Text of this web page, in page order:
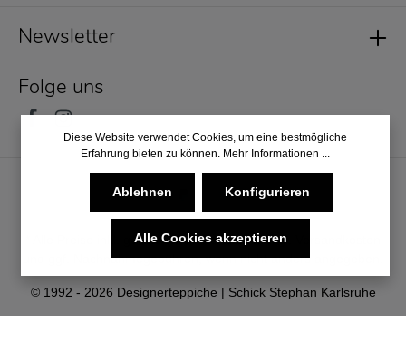
Newsletter
Folge uns
© 1992 - 2026 Designerteppiche | Schick Stephan Karlsruhe
* Alle Preise inkl. gesetzl. Mehrwertsteuer zzgl.
und ggf. Nachnahmegebühren, wenn nicht anders angegeben.
Diese Website verwendet Cookies, um eine bestmögliche
Erfahrung bieten zu können. Mehr Informationen ...
Ablehnen Konfigurieren
Alle Cookies akzeptieren